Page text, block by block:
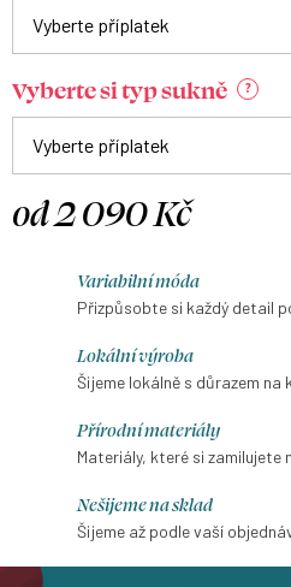
Vyberte si typ sukně ?
od2 090 Kč
Variabilní móda
Přizpůsobte si každý detail
Lokální výroba
Šijeme lokálně s důrazem na
Přírodní materiály
Materiály, které si zamilujete
Nešijeme na sklad
Šijeme až podle vaší